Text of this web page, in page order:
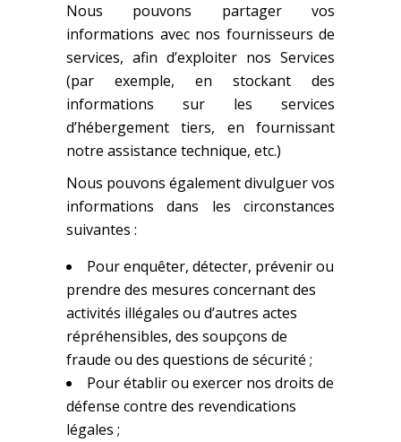
Nous pouvons partager vos
informations avec nos fournisseurs de
services, afin d’exploiter nos Services
(par exemple, en stockant des
informations sur les services
d’hébergement tiers, en fournissant
notre assistance technique, etc.)
Nous pouvons également divulguer vos
informations dans les circonstances
suivantes :
Pour enquêter, détecter, prévenir ou
prendre des mesures concernant des
activités illégales ou d’autres actes
répréhensibles, des soupçons de
fraude ou des questions de sécurité ;
Pour établir ou exercer nos droits de
défense contre des revendications
légales ;